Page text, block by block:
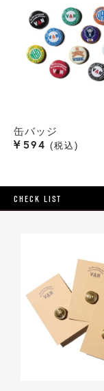
缶バッジ
¥ 594 税込
CHECK LIST